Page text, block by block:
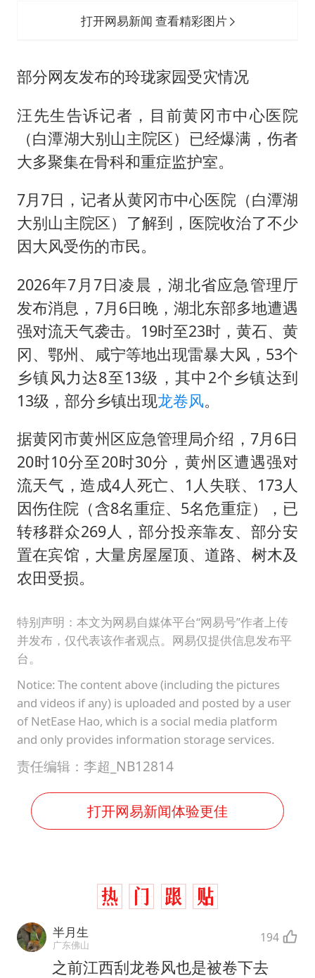
打开网易新闻 查看精彩图片
部分网友发布的玲珑家园受灾情况
汪先生告诉记者，目前黄冈市中心医院
（白潭湖大别山主院区）已经爆满，伤者
大多聚集在骨科和重症监护室。
7月7日，记者从黄冈市中心医院（白潭湖
大别山主院区）了解到，医院收治了不少
因大风受伤的市民。
2026年7月7日凌晨，湖北省应急管理厅
发布消息，7月6日晚，湖北东部多地遭遇
强对流天气袭击。19时至23时，黄石、黄
冈、鄂州、咸宁等地出现雷暴大风，53个
乡镇风力达8至13级，其中2个乡镇达到
13级，部分乡镇出现龙卷风。
据黄冈市黄州区应急管理局介绍，7月6日
20时10分至20时30分，黄州区遭遇强对
流天气，造成4人死亡、1人失联、173人
因伤住院（含8名重症、5名危重症），已
转移群众269人，部分投亲靠友、部分安
置在宾馆，大量房屋屋顶、道路、树木及
农田受损。
特别声明：本文为网易自媒体平台“网易号”作者上传
并发布，仅代表该作者观点。网易仅提供信息发布平
台。
Notice: The content above (including the pictures
and videos if any) is uploaded and posted by a user
of NetEase Hao, which is a social media platform
and only provides information storage services.
责任编辑：李超_NB12814
打开网易新闻体验更佳
半月生
广东佛山 194
之前江西刮龙卷风也是被卷下去